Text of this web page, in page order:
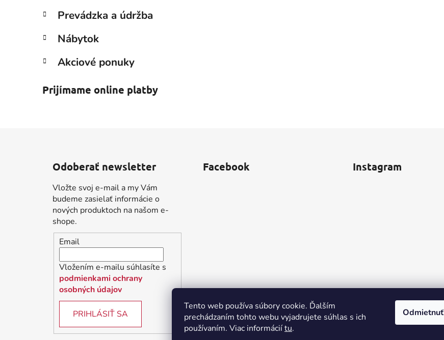
Tento web používa súbory cookie. Ďalším
prechádzaním tohto webu vyjadrujete súhlas s ich
používaním. Viac informáciítu.
Odmietnuť
Prevádzka a údržba
Nábytok
Akciové ponuky
Prijímame online platby
Odoberať newsletter
Vložte svoj e-mail a my Vám
budeme zasielať informácie o
nových produktoch na našom e-
shope.
Email
Vložením e-mailu súhlasíte s
podmienkami ochrany
osobných údajov
PRIHLÁSIŤ SA
Facebook Instagram